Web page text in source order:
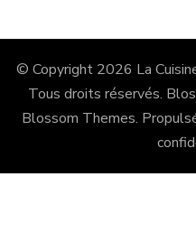
© Copyright 2026 La
Tous droits réservés.
Blossom Themes.